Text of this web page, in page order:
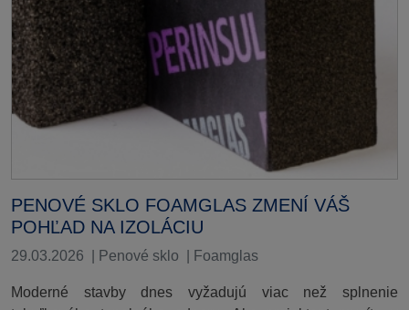
PENOVÉ SKLO FOAMGLAS ZMENÍ VÁŠ
POHĽAD NA IZOLÁCIU
29.03.2026 Penové sklo Foamglas
Moderné stavby dnes vyžadujú viac než splnenie